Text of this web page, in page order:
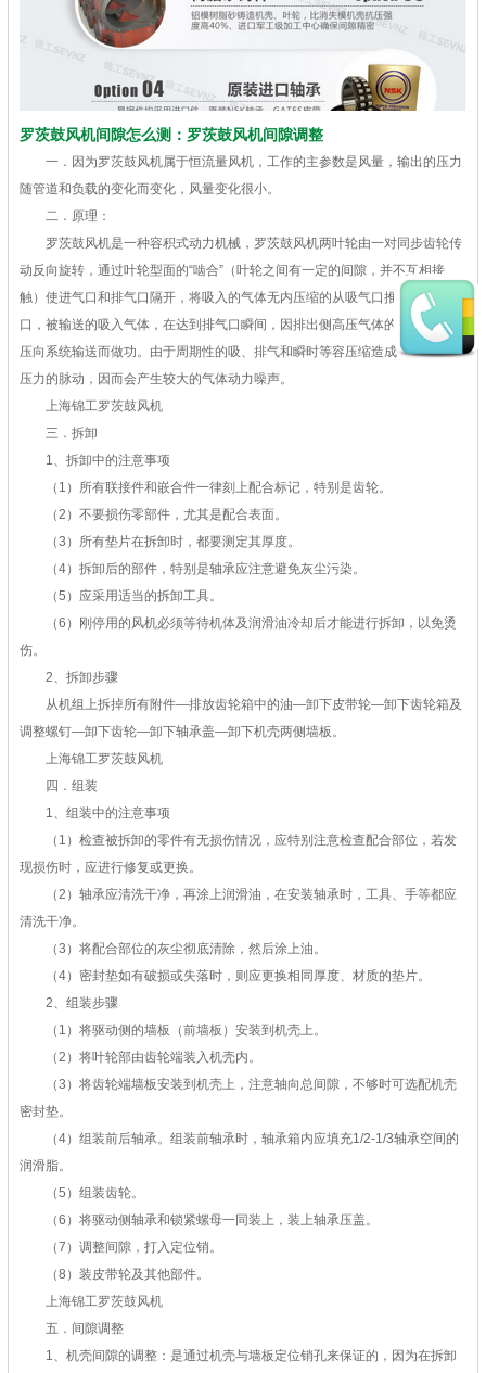
罗茨鼓风机间隙怎么测：罗茨鼓风机间隙调整
一．因为罗茨鼓风机属于恒流量风机，工作的主参数是风量，输出的压力
随管道和负载的变化而变化，风量变化很小。
二．原理：
罗茨鼓风机是一种容积式动力机械，罗茨鼓风机两叶轮由一对同步齿轮传
动反向旋转，通过叶轮型面的“啮合”（叶轮之间有一定的间隙，并不互相接
触）使进气口和排气口隔开，将吸入的气体无内压缩的从吸气口推移到排气
口，被输送的吸入气体，在达到排气口瞬间，因排出侧高压气体的回流而被加
压向系统输送而做功。由于周期性的吸、排气和瞬时等容压缩造成气流速度和
压力的脉动，因而会产生较大的气体动力噪声。
上海锦工罗茨鼓风机
三．拆卸
1、拆卸中的注意事项
（1）所有联接件和嵌合件一律刻上配合标记，特别是齿轮。
（2）不要损伤零部件，尤其是配合表面。
（3）所有垫片在拆卸时，都要测定其厚度。
（4）拆卸后的部件，特别是轴承应注意避免灰尘污染。
（5）应采用适当的拆卸工具。
（6）刚停用的风机必须等待机体及润滑油冷却后才能进行拆卸，以免烫
伤。
2、拆卸步骤
从机组上拆掉所有附件—排放齿轮箱中的油—卸下皮带轮—卸下齿轮箱及
调整螺钉—卸下齿轮—卸下轴承盖—卸下机壳两侧墙板。
上海锦工罗茨鼓风机
四．组装
1、组装中的注意事项
（1）检查被拆卸的零件有无损伤情况，应特别注意检查配合部位，若发
现损伤时，应进行修复或更换。
（2）轴承应清洗干净，再涂上润滑油，在安装轴承时，工具、手等都应
清洗干净。
（3）将配合部位的灰尘彻底清除，然后涂上油。
（4）密封垫如有破损或失落时，则应更换相同厚度、材质的垫片。
2、组装步骤
（1）将驱动侧的墙板（前墙板）安装到机壳上。
（2）将叶轮部由齿轮端装入机壳内。
（3）将齿轮端墙板安装到机壳上，注意轴向总间隙，不够时可选配机壳
密封垫。
（4）组装前后轴承。组装前轴承时，轴承箱内应填充1/2-1/3轴承空间的
润滑脂。
（5）组装齿轮。
（6）将驱动侧轴承和锁紧螺母一同装上，装上轴承压盖。
（7）调整间隙，打入定位销。
（8）装皮带轮及其他部件。
上海锦工罗茨鼓风机
五．间隙调整
1、机壳间隙的调整：是通过机壳与墙板定位销孔来保证的，因为在拆卸